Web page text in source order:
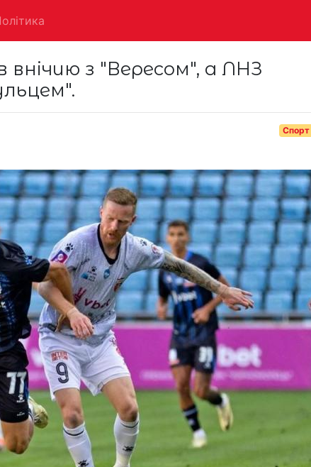
внічию з "Вересом", а ЛНЗ
Спорт